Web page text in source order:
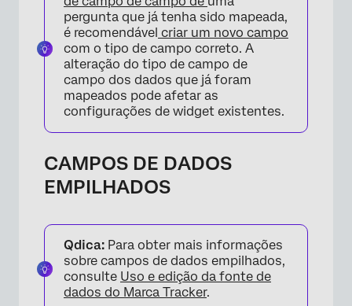
×
pergunta que já tenha sido mapeada,
é recomendável criar um novo campo
com o tipo de campo correto. A
alteração do tipo de campo de
campo dos dados que já foram
mapeados pode afetar as
configurações de widget existentes.
CAMPOS DE DADOS
EMPILHADOS
Qdica: Para obter mais informações
sobre campos de dados empilhados,
consulte Uso e edição da fonte de
dados do Marca Tracker.